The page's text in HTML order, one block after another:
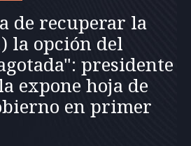
de recuperar la
la opción del
presidente
expone hoja de
en primer